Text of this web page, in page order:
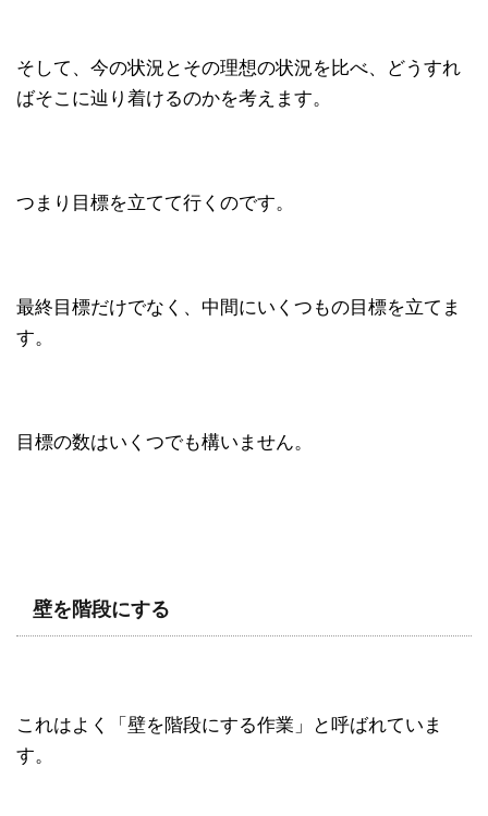
そして、今の状況とその理想の状況を比べ、どうすれ
ばそこに辿り着けるのかを考えます。
つまり目標を立てて行くのです。
最終目標だけでなく、中間にいくつもの目標を立てま
す。
目標の数はいくつでも構いません。
壁を階段にする
これはよく「壁を階段にする作業」と呼ばれていま
す。